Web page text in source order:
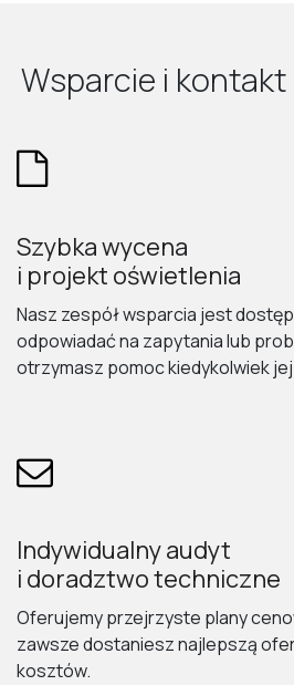
Wsparcie i kontakt
Szybka wycena
i projekt oświetlenia
Nasz zespół wsparcia jest
odpowiadać na zapytania lub
otrzymasz pomoc kiedykolwiek
Indywidualny audyt
i doradztwo techniczne
Oferujemy przejrzyste plany
zawsze dostaniesz najlepszą
kosztów.